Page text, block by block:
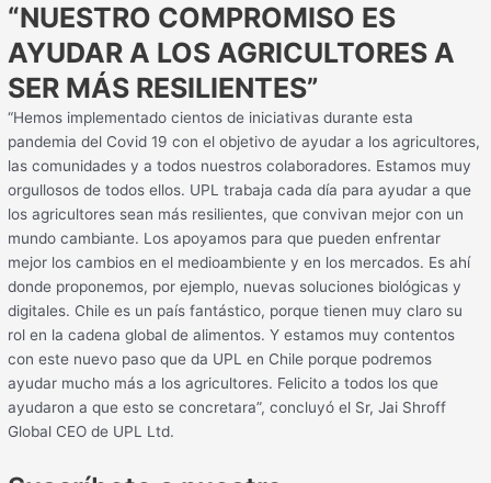
“NUESTRO COMPROMISO ES
AYUDAR A LOS AGRICULTORES A
SER MÁS RESILIENTES”
“Hemos implementado cientos de iniciativas durante esta
pandemia del Covid 19 con el objetivo de ayudar a los agricultores,
las comunidades y a todos nuestros colaboradores. Estamos muy
orgullosos de todos ellos. UPL trabaja cada día para ayudar a que
los agricultores sean más resilientes, que convivan mejor con un
mundo cambiante. Los apoyamos para que pueden enfrentar
mejor los cambios en el medioambiente y en los mercados. Es ahí
donde proponemos, por ejemplo, nuevas soluciones biológicas y
digitales. Chile es un país fantástico, porque tienen muy claro su
rol en la cadena global de alimentos. Y estamos muy contentos
con este nuevo paso que da UPL en Chile porque podremos
ayudar mucho más a los agricultores. Felicito a todos los que
ayudaron a que esto se concretara”, concluyó el Sr, Jai Shroff
Global CEO de UPL Ltd.